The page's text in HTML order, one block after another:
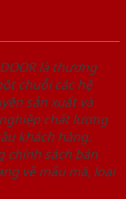
là thương
chuỗi các hệ
sản xuất và
chất lượng
khách hàng.
chính sách bán
về mẫu mã, loại